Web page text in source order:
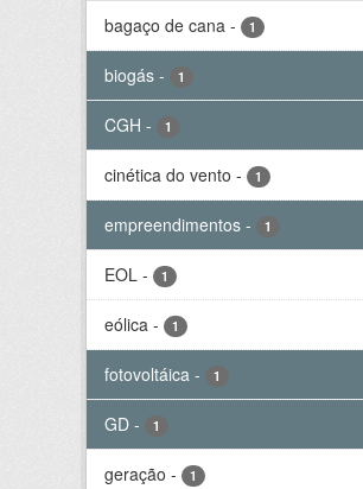
bagaço de cana - 1
biogás - 1
CGH - 1
cinética do vento - 1
empreendimentos - 1
EOL - 1
eólica - 1
fotovoltáica - 1
GD - 1
geração - 1